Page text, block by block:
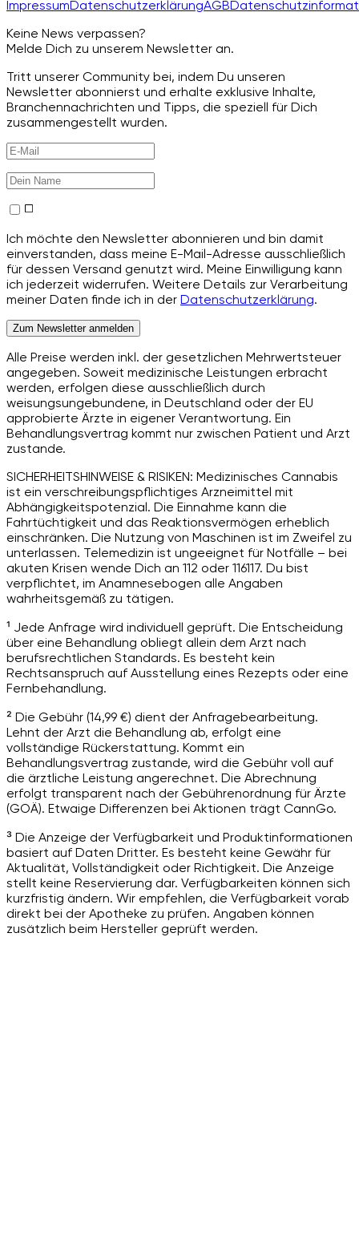
ImpressumDatenschutzerklärungAGB
Keine News verpassen?
Melde Dich zu unserem Newsletter an.
Tritt unserer Community bei, indem Du unseren
Newsletter abonnierst und erhalte exklusive Inhalte,
Branchennachrichten und Tipps, die speziell für Dich
zusammengestellt wurden.
Ich möchte den Newsletter abonnieren und bin damit
einverstanden, dass meine E-Mail-Adresse ausschließlich
für dessen Versand genutzt wird. Meine Einwilligung kann
ich jederzeit widerrufen. Weitere Details zur Verarbeitung
meiner Daten finde ich in der Datenschutzerklärung.
Zum Newsletter anmelden
Alle Preise werden inkl. der gesetzlichen Mehrwertsteuer
angegeben. Soweit medizinische Leistungen erbracht
werden, erfolgen diese ausschließlich durch
weisungsungebundene, in Deutschland oder der EU
approbierte Ärzte in eigener Verantwortung. Ein
Behandlungsvertrag kommt nur zwischen Patient und Arzt
zustande.
SICHERHEITSHINWEISE & RISIKEN: Medizinisches Cannabis
ist ein verschreibungspflichtiges Arzneimittel mit
Abhängigkeitspotenzial. Die Einnahme kann die
Fahrtüchtigkeit und das Reaktionsvermögen erheblich
einschränken. Die Nutzung von Maschinen ist im Zweifel zu
unterlassen. Telemedizin ist ungeeignet für Notfälle – bei
akuten Krisen wende Dich an 112 oder 116117. Du bist
verpflichtet, im Anamnesebogen alle Angaben
wahrheitsgemäß zu tätigen.
¹ Jede Anfrage wird individuell geprüft. Die Entscheidung
über eine Behandlung obliegt allein dem Arzt nach
berufsrechtlichen Standards. Es besteht kein
Rechtsanspruch auf Ausstellung eines Rezepts oder eine
Fernbehandlung.
² Die Gebühr (14,99 €) dient der Anfragebearbeitung.
Lehnt der Arzt die Behandlung ab, erfolgt eine
vollständige Rückerstattung. Kommt ein
Behandlungsvertrag zustande, wird die Gebühr voll auf
die ärztliche Leistung angerechnet. Die Abrechnung
erfolgt transparent nach der Gebührenordnung für Ärzte
(GOÄ). Etwaige Differenzen bei Aktionen trägt CannGo.
³ Die Anzeige der Verfügbarkeit und Produktinformationen
basiert auf Daten Dritter. Es besteht keine Gewähr für
Aktualität, Vollständigkeit oder Richtigkeit. Die Anzeige
stellt keine Reservierung dar. Verfügbarkeiten können sich
kurzfristig ändern. Wir empfehlen, die Verfügbarkeit vorab
direkt bei der Apotheke zu prüfen. Angaben können
zusätzlich beim Hersteller geprüft werden.